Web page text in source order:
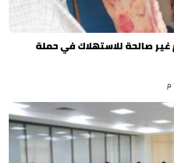
لحوم غير صالحة للاستهلاك في حملة